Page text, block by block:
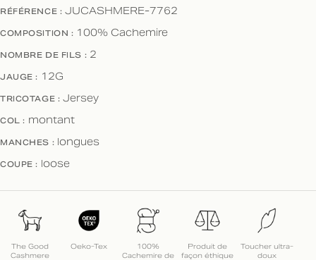
RÉFÉRENCE : JUCASHMERE-7762
COMPOSITION : 100% Cachemire
NOMBRE DE FILS : 2
JAUGE : 12G
TRICOTAGE : Jersey
COL : montant
MANCHES : longues
COUPE : loose
The Good
Cashmere
Oeko-Tex
100%
Cachemire de
Produit de
façon éthique
Toucher ultra-
doux